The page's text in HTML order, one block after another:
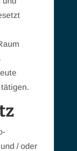
/ oder